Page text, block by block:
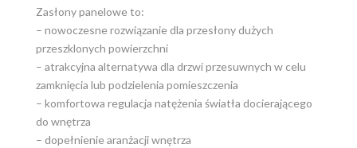
Zasłony panelowe to:
– nowoczesne rozwiązanie dla przesłony dużych
przeszklonych powierzchni
– atrakcyjna alternatywa dla drzwi przesuwnych w celu
zamknięcia lub podzielenia pomieszczenia
– komfortowa regulacja natężenia światła docierającego
do wnętrza
– dopełnienie aranżacji wnętrza